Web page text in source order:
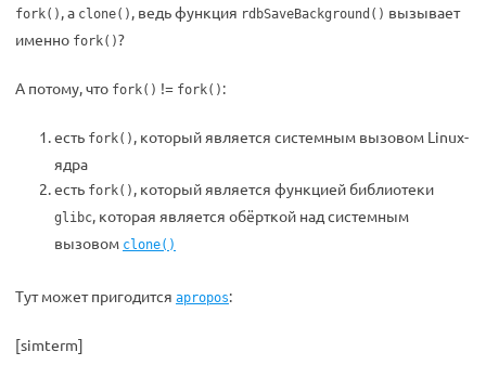
fork() , а clone() , ведь функция rdbSaveBackground() вызывает
именно fork()?
А потому, что fork() != fork() :
есть fork() , который является системным вызовом Linux-
ядра
есть fork() , который является функцией библиотеки
glibc, которая является обёрткой над системным
вызовом clone()
Тут может пригодится apropos:
[simterm]